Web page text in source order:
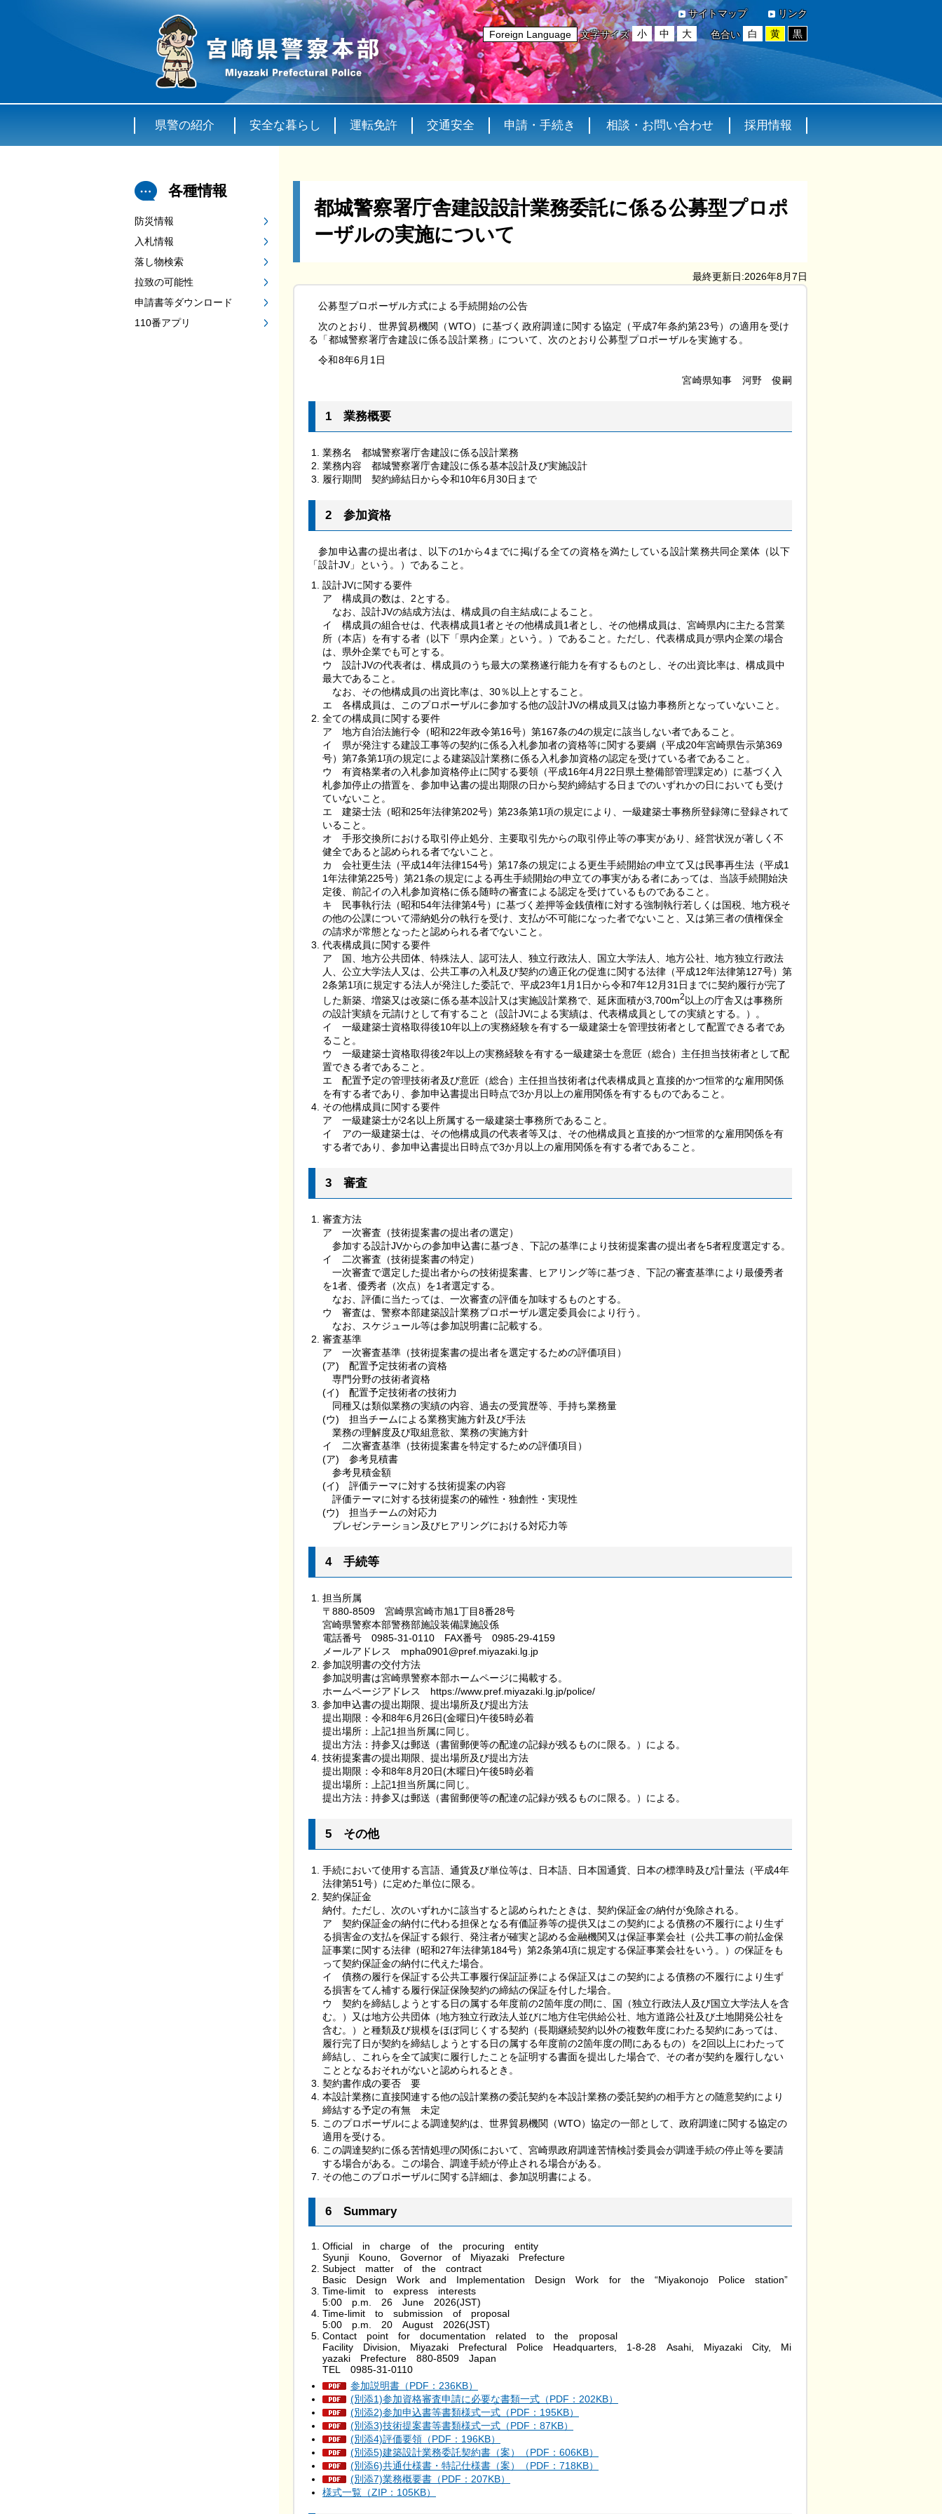
サイトマップ
リンク
Foreign Language
文字サイズ 小 中 大 色合い 白 黄 黒
県警の紹介 安全な暮らし 運転免許 交通安全 申請・手続き 相談・お問い合わせ 採用情報
都城警察署庁舎建設設計業務委託に係る公募型プロポ
ーザルの実施について
最終更新日:2026年8月7日
公募型プロポーザル方式による手続開始の公告
次のとおり、世界貿易機関（WTO）に基づく政府調達に関する協定（平成7年条約第23号）の適用を受け
る「都城警察署庁舎建設に係る設計業務」について、次のとおり公募型プロポーザルを実施する。
令和8年6月1日
宮崎県知事
河野 俊嗣
1 業務概要
業務名 都城警察署庁舎建設に係る設計業務
業務内容
都城警察署庁舎建設に係る基本設計及び実施設計
履行期間
契約締結日から令和10年6月30日まで
2 参加資格
参加申込書の提出者は、以下の1から4までに掲げる全ての資格を満たしている設計業務共同企業体（以下
「設計JV」という。）であること。
設計JVに関する要件
ア
構成員の数は、2とする。
なお、設計JVの結成方法は、構成員の自主結成によること。
イ
構成員の組合せは、代表構成員1者とその他構成員1者とし、その他構成員は、宮崎県内に主たる営業
所（本店）を有する者（以下「県内企業」という。）であること。ただし、代表構成員が県内企業の場合
は、県外企業でも可とする。
ウ
設計JVの代表者は、構成員のうち最大の業務遂行能力を有するものとし、その出資比率は、構成員中
最大であること。
なお、その他構成員の出資比率は、30％以上とすること。
エ
各構成員は、このプロポーザルに参加する他の設計JVの構成員又は協力事務所となっていないこと。
全ての構成員に関する要件
ア
地方自治法施行令（昭和22年政令第16号）第167条の4の規定に該当しない者であること。
イ
県が発注する建設工事等の契約に係る入札参加者の資格等に関する要綱（平成20年宮崎県告示第369
号）第7条第1項の規定による建築設計業務に係る入札参加資格の認定を受けている者であること。
ウ
有資格業者の入札参加資格停止に関する要領（平成16年4月22日県土整備部管理課定め）に基づく入
札参加停止の措置を、参加申込書の提出期限の日から契約締結する日までのいずれかの日においても受け
ていないこと。
エ
建築士法（昭和25年法律第202号）第23条第1項の規定により、一級建築士事務所登録簿に登録されて
いること。
オ
手形交換所における取引停止処分、主要取引先からの取引停止等の事実があり、経営状況が著しく不
健全であると認められる者でないこと。
カ
会社更生法（平成14年法律154号）第17条の規定による更生手続開始の申立て又は民事再生法（平成1
1年法律第225号）第21条の規定による再生手続開始の申立ての事実がある者にあっては、当該手続開始決
定後、前記イの入札参加資格に係る随時の審査による認定を受けているものであること。
キ
民事執行法（昭和54年法律第4号）に基づく差押等金銭債権に対する強制執行若しくは国税、地方税そ
の他の公課について滞納処分の執行を受け、支払が不可能になった者でないこと、又は第三者の債権保全
の請求が常態となったと認められる者でないこと。
代表構成員に関する要件
ア
国
、地方公共団体、特殊法人、認可法人、独立行政法人、国立大学法人、地方公社、地方独立行政法
人、公立大学法人又は、公共工事の入札及び契約の適正化の促進に関する法律（平成12年法律第127号）第
2条第1項に規定する法人が発注した委託で、平成23年1月1日から令和7年12月31日までに契約履行が完了
した新築、増築又は改築に係る基本設計又は実施設計業務で、延床面積が3,700m2 以上の庁舎又は事務所
の設計実績を元請けとして有すること（設計JVによる実績は、代表構成員としての実績とする。）。
イ
一級建築士資格取得後10年以上の実務経験を有する一級建築士を管理技術者として配置できる者であ
ること。
ウ
一級建築士資格取得後2年以上の実務経験を有する一級建築士を意匠（総合）主任担当技術者として配
置できる者であること。
エ
配置予定の管理技術者及び意匠（総合）主任担当技術者は代表構成員と直接的かつ恒常的な雇用関係
を有する者であり、参加申込書提出日時点で3か月以上の雇用関係を有するものであること。
その他構成員に関する要件
ア
一級建築士が2名以上所属する一級建築士事務所であること。
イ
アの一級建築士は、その他構成員の代表者等又は、その他構成員と直接的かつ恒常的な雇用関係を有
する者であり、参加申込書提出日時点で3か月以上の雇用関係を有する者であること。
3 審査
審査方法
ア
一次審査（技術提案書の提出者の選定）
参加する設計JVからの参加申込書に基づき、下記の基準により技術提案書の提出者を5者程度選定する。
イ
二次審査（技術提案書の特定）
一次審査で選定した提出者からの技術提案書、ヒアリング等に基づき、下記の審査基準により最優秀者
を1者、優秀者（次点）を1者選定する。
なお、評価に当たっては、一次審査の評価を加味するものとする。
ウ
審査は、警察本部建築設計業務プロポーザル選定委員会により行う。
なお、スケジュール等は参加説明書に記載する。
審査基準
ア
一次審査基準（技術提案書の提出者を選定するための評価項目）
(ア)
配置予定技術者の資格
専門分野の技術者資格
(イ)
配置予定技術者の技術力
同種又は類似業務の実績の内容、過去の受賞歴等、手持ち業務量
(ウ)
担当チームによる業務実施方針及び手法
業務の理解度及び取組意欲、業務の実施方針
イ
二次審査基準（技術提案書を特定するための評価項目）
(ア)
参考見積書
参考見積金額
(イ)
評価テーマに対する技術提案の内容
評価テーマに対する技術提案の的確性・独創性・実現性
(ウ)
担当チームの対応力
プレゼンテーション及びヒアリングにおける対応力等
4 手続等
担当所属
〒880-8509
宮崎県宮崎市旭1丁目8番28号
宮崎県警察本部警務部施設装備課施設係
電話番号
0985-31-0110 FAX番号 0985-29-4159
メールアドレス
mpha0901@pref.miyazaki.lg.jp
参加説明書の交付方法
参加説明書は宮崎県警察本部ホームページに掲載する。
ホームページアドレス
https://www.pref.miyazaki.lg.jp/police/
参加申込書の提出期限、提出場所及び提出方法
提出期限：令和8年6月26日(金曜日)午後5時必着
提出場所：上記1担当所属に同じ。
提出方法：持参又は郵送（書留郵便等の配達の記録が残るものに限る。）による。
技術提案書の提出期限、提出場所及び提出方法
提出期限：令和8年8月20日(木曜日)午後5時必着
提出場所：上記1担当所属に同じ。
提出方法：持参又は郵送（書留郵便等の配達の記録が残るものに限る。）による。
5 その他
手続において使用する言語、通貨及び単位等は、日本語、日本国通貨、日本の標準時及び計量法（平成4年
法律第51号）に定めた単位に限る。
契約保証金
納付。ただし、次のいずれかに該当すると認められたときは、契約保証金の納付が免除される。
ア
契約保証金の納付に代わる担保となる有価証券等の提供又はこの契約による債務の不履行により生ず
る損害金の支払を保証する銀行、発注者が確実と認める金融機関又は保証事業会社（公共工事の前払金保
証事業に関する法律（昭和27年法律第184号）第2条第4項に規定する保証事業会社をいう。）の保証をも
って契約保証金の納付に代えた場合。
イ
債務の履行を保証する公共工事履行保証証券による保証又はこの契約による債務の不履行により生ず
る損害をてん補する履行保証保険契約の締結の保証を付した場合。
ウ
契約を締結しようとする日の属する年度前の2箇年度の間に、国（独立行政法人及び国立大学法人を含
む。）又は地方公共団体（地方独立行政法人並びに地方住宅供給公社、地方道路公社及び土地開発公社を
含む。）と種類及び規模をほぼ同じくする契約（長期継続契約以外の複数年度にわたる契約にあっては、
履行完了日が契約を締結しようとする日の属する年度前の2箇年度の間にあるもの）を2回以上にわたって
締結し、これらを全て誠実に履行したことを証明する書面を提出した場合で、その者が契約を履行しない
こととなるおそれがないと認められるとき。
契約書作成の要否
要
本設計業務に直接関連する他の設計業務の委託契約を本設計業務の委託契約の相手方との随意契約により
締結する予定の有無
未定
このプロポーザルによる調達契約は、世界貿易機関（WTO）協定の一部として、政府調達に関する協定の
適用を受ける。
この調達契約に係る苦情処理の関係において、宮崎県政府調達苦情検討委員会が調達手続の停止等を要請
する場合がある。この場合、調達手続が停止される場合がある。
その他このプロポーザルに関する詳細は、参加説明書による。
6 Summary
Official in charge of the procuring entity
Syunji
Kouno, Governor of Miyazaki Prefecture
Subject
matter of the contract
Basic
Design Work and Implementation Design Work for the “Miyakonojo Police station”
Time-limit
to express interests
5:00
p .m. 26 June 2026(JST)
Time-limit
to submission of proposal
5:00
p .m. 20 August 2026(JST)
Contact
point for documentation related to the proposal
Facility
Division, Miyazaki Prefectural Police Headquarters, 1-8-28 Asahi, Miyazaki City, Mi
yazaki
Prefecture 880-8509 Japan
TEL
0985-31-0110
参加説明書（PDF：236KB）
(別添1)参加資格審査申請に必要な書類一式（PDF：202KB）
(別添2)参加申込書等書類様式一式（PDF：195KB）
(別添3)技術提案書等書類様式一式（PDF：87KB）
(別添4)評価要領（PDF：196KB）
(別添5)建築設計業務委託契約書（案）（PDF：606KB）
(別添6)共通仕様書・特記仕様書（案）（PDF：718KB）
(別添7)業務概要書（PDF：207KB）
様式一覧（ZIP：105KB）
各種情報
防災情報
入札情報
落し物検索
拉致の可能性
申請書等ダウンロード
110番アプリ